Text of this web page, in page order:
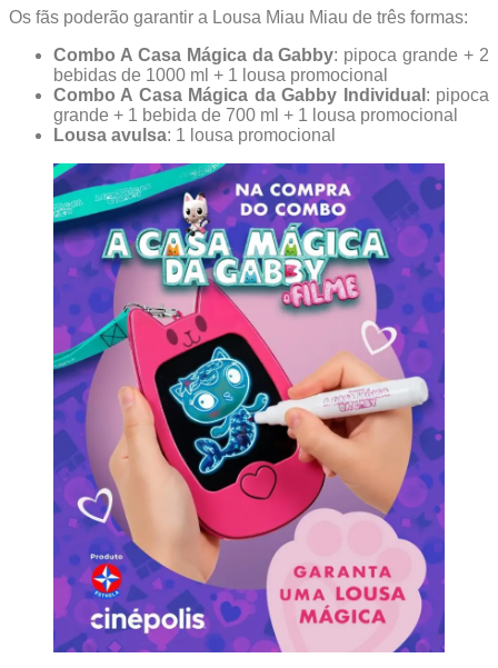
Os fãs poderão garantir a Lousa Miau Miau de três formas:
Combo A Casa Mágica da Gabby: pipoca grande + 2
bebidas de 1000 ml + 1 lousa promocional
Combo A Casa Mágica da Gabby Individual : pipoca
grande + 1 bebida de 700 ml + 1 lousa promocional
Lousa avulsa: 1 lousa promocional